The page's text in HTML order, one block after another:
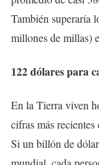
También superaría
millones de millas)
122 dólares para
En la Tierra viven
cifras más
Si un billón de